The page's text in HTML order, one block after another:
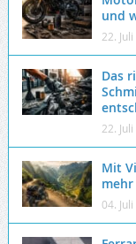
und
22.
Das
22.
Mit
04.